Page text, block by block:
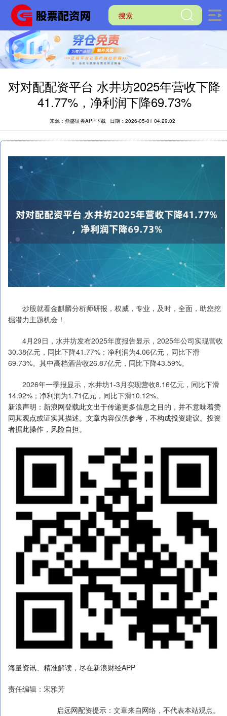
对对配配资平台 水井坊2025年营收下降
41.77%，净利润下降69.73%
来源：鼎盛证券APP下载 日期：2026-05-01 04:29:02
炒股就看金麒麟分析师研报，权威，专业，及时，全面，助您挖
掘潜力主题机会！
4月29日，水井坊发布2025年度报告显示，2025年公司实现营收
30.38亿元，同比下降41.77%；净利润为4.06亿元，同比下滑
69.73%。其中高档酒营收26.87亿元，同比下降43.59%。
2026年一季报显示，水井坊1-3月实现营收8.16亿元，同比下滑
14.92%；净利润为1.71亿元，同比下滑10.12%。
新浪声明：新浪网登载此文出于传递更多信息之目的，并不意味着赞
同其观点或证实其描述。文章内容仅供参考，不构成投资建议。投资
者据此操作，风险自担。
海量资讯、精准解读，尽在新浪财经APP
责任编辑：宋雅芳
启远网配资提示：文章来自网络，不代表本站观点。